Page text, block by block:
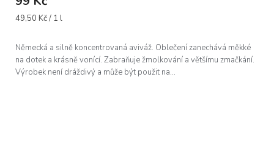
Měrná
49,50 Kč / 1 l
Německá a silně koncentrovaná aviváž. Oblečení zanechává měkké
na dotek a krásně vonící. Zabraňuje žmolkování a většímu zmačkání.
Výrobek není dráždivý a může být použit na...